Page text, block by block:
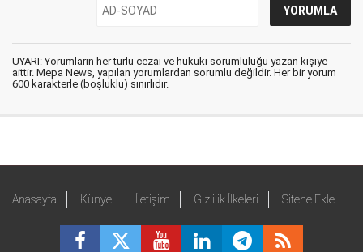
UYARI: Yorumların her türlü cezai ve hukuki sorumluluğu yazan kişiye
aittir. Mepa News, yapılan yorumlardan sorumlu değildir. Her bir yorum
600 karakterle (boşluklu) sınırlıdır.
Anasayfa Künye İletişim Gizlilik İlkeleri Sitene Ekle